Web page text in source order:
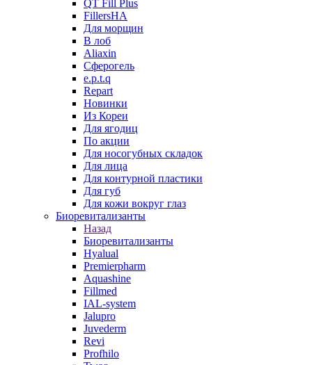
QT Fill Plus
FillersHA
Для морщин
В лоб
Aliaxin
Сферогель
e.p.t.q
Repart
Новинки
Из Кореи
Для ягодиц
По акции
Для носогубных складок
Для лица
Для контурной пластики
Для губ
Для кожи вокруг глаз
Биоревитализанты
Назад
Биоревитализанты
Hyalual
Premierpharm
Aquashine
Fillmed
IAL-system
Jalupro
Juvederm
Revi
Profhilo